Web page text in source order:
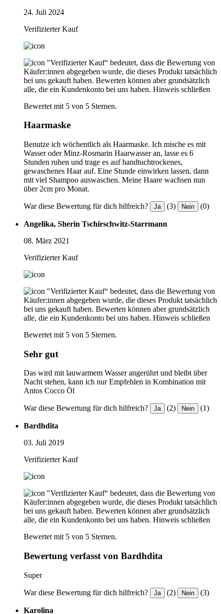
24. Juli 2024
Verifizierter Kauf
"Verifizierter Kauf“ bedeutet, dass die Bewertung von
Käufer:innen abgegeben wurde, die dieses Produkt tatsächlich
bei uns gekauft haben. Bewerten können aber grundsätzlich
alle, die ein Kundenkonto bei uns haben. Hinweis schließen
Bewertet mit 5 von 5 Sternen.
Haarmaske
Benutze ich wöchentlich als Haarmaske. Ich mische es mit
Wasser oder Minz-Rosmarin Haarwasser an, lasse es 6
Stunden ruhen und trage es auf handtuchtrockenes,
gewaschenes Haar auf. Eine Stunde einwirken lassen, dann
mit viel Shampoo auswaschen. Meine Haare wachsen nun
über 2cm pro Monat.
War diese Bewertung für dich hilfreich? Ja (3) Nein (0)
Angelika, Sherin Tschirschwitz-Starrmann
08. März 2021
Verifizierter Kauf
"Verifizierter Kauf“ bedeutet, dass die Bewertung von
Käufer:innen abgegeben wurde, die dieses Produkt tatsächlich
bei uns gekauft haben. Bewerten können aber grundsätzlich
alle, die ein Kundenkonto bei uns haben. Hinweis schließen
Bewertet mit 5 von 5 Sternen.
Sehr gut
Das wird mit lauwarmem Wasser angerührt und bleibt über
Nacht stehen, kann ich nur Empfehlen in Kombination mit
Antos Cocco Öl
War diese Bewertung für dich hilfreich? Ja (2) Nein (1)
Bardhdita
03. Juli 2019
Verifizierter Kauf
"Verifizierter Kauf“ bedeutet, dass die Bewertung von
Käufer:innen abgegeben wurde, die dieses Produkt tatsächlich
bei uns gekauft haben. Bewerten können aber grundsätzlich
alle, die ein Kundenkonto bei uns haben. Hinweis schließen
Bewertet mit 5 von 5 Sternen.
Bewertung verfasst von Bardhdita
Super
War diese Bewertung für dich hilfreich? Ja (2) Nein (3)
Karolina